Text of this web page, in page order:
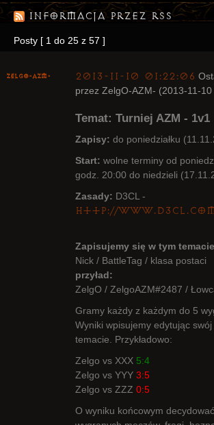
Informacja przez RSS
Posty [ 1 do 25 z 57 ]
ZelgO-AZM- 2013-11-10 01:22:06
przez ZelgO-AZM- (2013-11-
Temat: Turniej AZM - 1v1
Zapisy: do poniedziałku
Start: wolne terminy od
godz. 20:00 do niedzieli
Zasady: D3CL -
http://
Zapisujemy się w tym
Nick / BattleTag / klasa postaci
przyład:
ZelgO / ZelgoAZM#2487 /
Gramy każdy z każdym do 5
Wyniki wpisujemy edytując
temacie. Przykładowo:
Zelgo vs XXX 5:4
Zelgo vs YYY 3:5
Zelgo vs ZZZ 0:5
O wyniku końcowym